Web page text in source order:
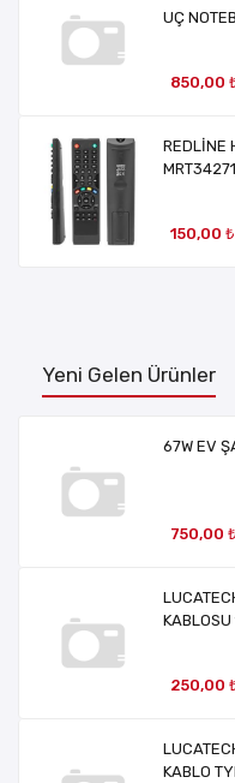
UÇ
850,00
REDLİNE
150,00 ₺
Yeni Gelen Ürünler
67W EV
750,00 ₺
250,00
KABLO